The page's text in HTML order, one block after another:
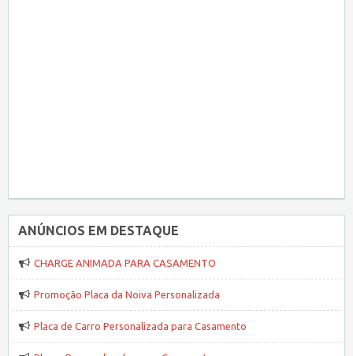
ANÚNCIOS EM DESTAQUE
CHARGE ANIMADA PARA CASAMENTO
Promoção Placa da Noiva Personalizada
Placa de Carro Personalizada para Casamento